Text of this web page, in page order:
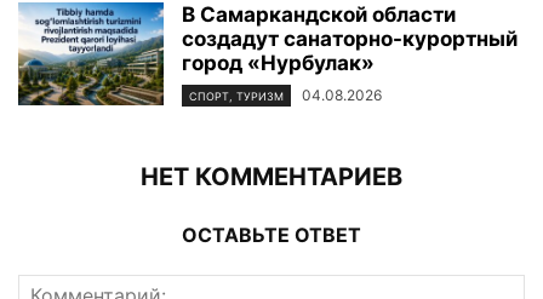
В Самаркандской области
создадут санаторно-курортный
город «Нурбулак»
СПОРТ, ТУРИЗМ 04.08.2026
НЕТ КОММЕНТАРИЕВ
ОСТАВЬТЕ ОТВЕТ